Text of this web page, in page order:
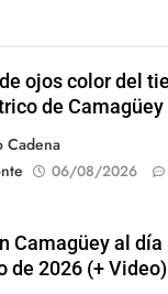
ojos color del
de Camagüey
Cadena
06/08/2026
Camagüey al día
de 2026 (+ Video)